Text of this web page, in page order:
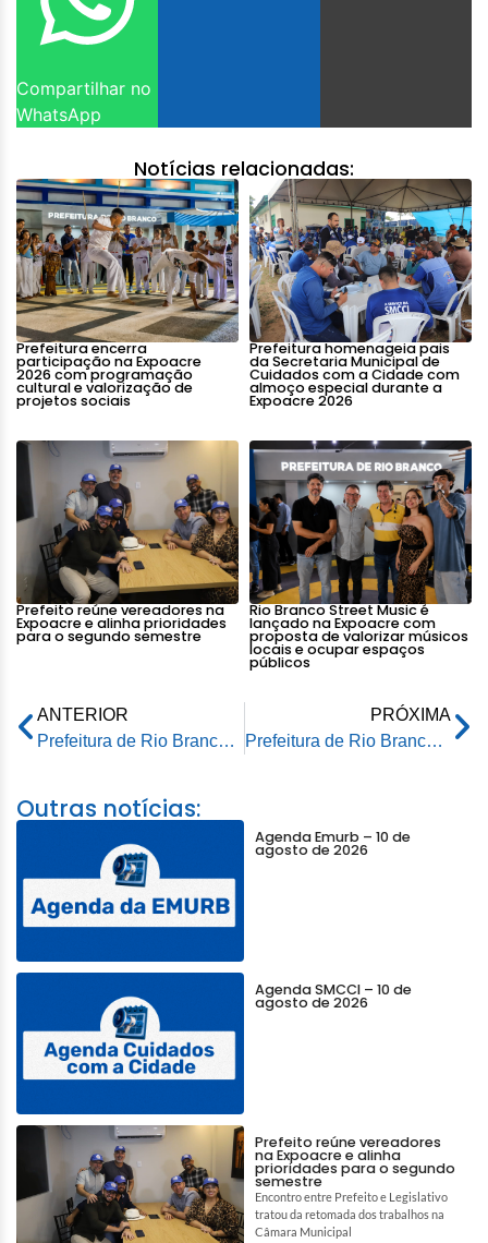
Compartilhar no
WhatsApp
Notícias relacionadas:
Prefeitura encerra
participação na Expoacre
2026 com programação
cultural e valorização de
projetos sociais
Prefeitura homenageia pais
da Secretaria Municipal de
Cuidados com a Cidade com
almoço especial durante a
Expoacre 2026
Prefeito reúne vereadores na
Expoacre e alinha prioridades
para o segundo semestre
Rio Branco Street Music é
lançado na Expoacre com
proposta de valorizar músicos
locais e ocupar espaços
públicos
ANTERIOR
Prefeitura de Rio Branco confirma pagamento de junho para próxima quarta-feira, 25
PRÓXIMA
Prefeitura de Rio Branco realiza entrega de agasalhos para pessoas em situação de rua
Outras notícias:
Agenda Emurb – 10 de
agosto de 2026
Agenda SMCCI – 10 de
agosto de 2026
Prefeito reúne vereadores
na Expoacre e alinha
prioridades para o segundo
semestre
Encontro entre Prefeito e Legislativo
tratou da retomada dos trabalhos na
Câmara Municipal